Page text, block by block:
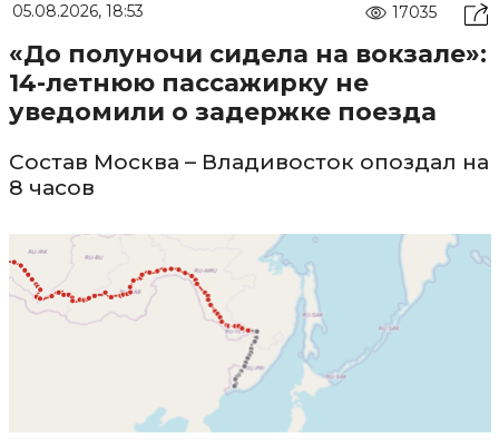
05.08.2026, 18:53 17035
«До полуночи сидела на вокзале»:
14-летнюю пассажирку не
уведомили о задержке поезда
Состав Москва – Владивосток опоздал на
8 часов